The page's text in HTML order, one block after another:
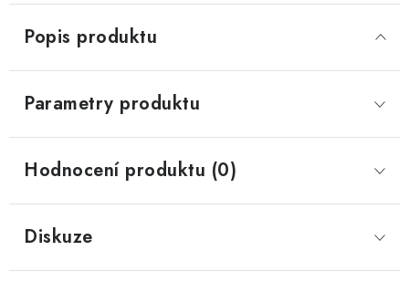
Popis produktu
Parametry produktu
Hodnocení produktu (0)
Diskuze